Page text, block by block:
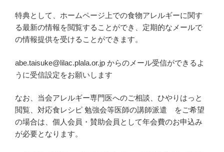
特典として、ホームページ上での食物アレルギーに関す
る最新の情報を閲覧することができ、定期的なメールで
の情報提供を受けることができます。
abe.taisuke@lilac.plala.or.jp からのメール受信ができるよ
うに受信設定をお願いします
なお、当会アレルギー専門医へのご相談、ひやりはっと
閲覧、対応食レシピ 勉強会等医師の講師派遣 をご希望
の場合は、個人会員・賛助会員として年会費のお申込み
が必要となります。